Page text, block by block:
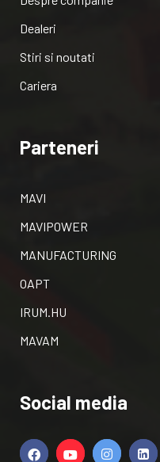
Dealeri
Stiri si noutati
Cariera
Parteneri
MAVI
MAVIPOWER
MANUFACTURING
OAPT
IRUM.HU
MAVAM
Social media